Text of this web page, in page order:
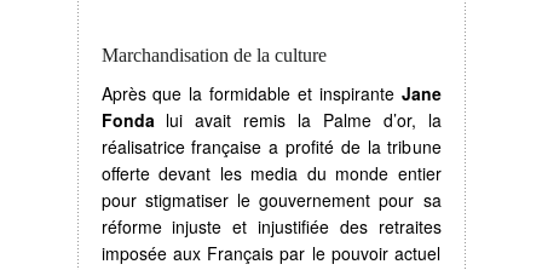
Marchandisation de la culture
Après que la formidable et inspirante Jane
Fonda lui avait remis la Palme d’or, la
réalisatrice française a profité de la tribune
offerte devant les media du monde entier
pour stigmatiser le gouvernement pour sa
réforme injuste et injustifiée des retraites
imposée aux Français par le pouvoir actuel